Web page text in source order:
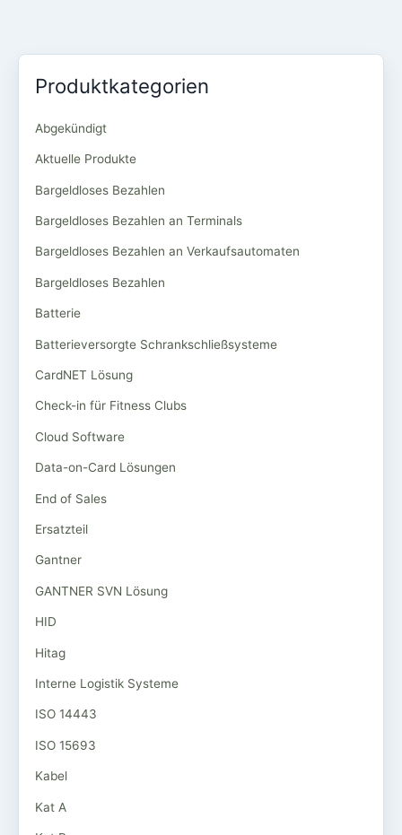
Produktkategorien
Abgekündigt
Aktuelle Produkte
Bargeldloses Bezahlen
Bargeldloses Bezahlen an Terminals
Bargeldloses Bezahlen an Verkaufsautomaten
Bargeldloses Bezahlen
Batterie
Batterieversorgte Schrankschließsysteme
CardNET Lösung
Check-in für Fitness Clubs
Cloud Software
Data-on-Card Lösungen
End of Sales
Ersatzteil
Gantner
GANTNER SVN Lösung
HID
Hitag
Interne Logistik Systeme
ISO 14443
ISO 15693
Kabel
Kat A